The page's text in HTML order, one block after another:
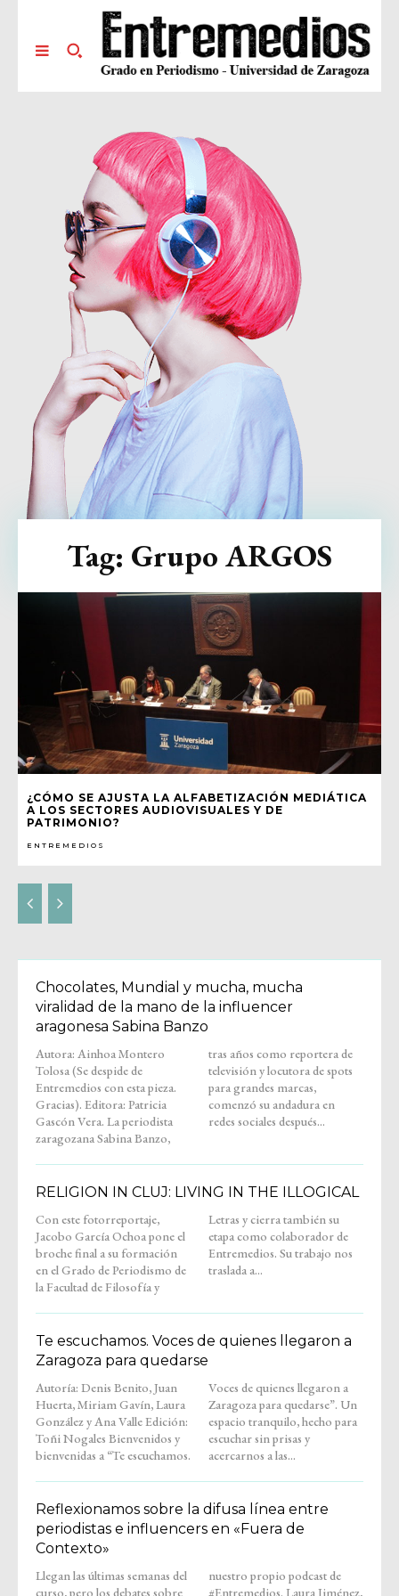
¿CÓMO SE AJUSTA LA ALFABETIZACIÓN MEDIÁTICA
A LOS SECTORES AUDIOVISUALES Y DE
PATRIMONIO?
ENTREMEDIOS
Tag: Grupo ARGOS
Chocolates, Mundial y mucha, mucha
viralidad de la mano de la influencer
aragonesa Sabina Banzo
Autora: Ainhoa Montero
Tolosa (Se despide de
Entremedios con esta pieza.
Gracias). Editora: Patricia
Gascón Vera. La periodista
zaragozana Sabina Banzo,
tras años como reportera de
televisión y locutora de spots
para grandes marcas,
comenzó su andadura en
redes sociales después...
RELIGION IN CLUJ: LIVING IN THE ILLOGICAL
Con este fotorreportaje,
Jacobo García Ochoa pone el
broche final a su formación
en el Grado de Periodismo de
la Facultad de Filosofía y
Letras y cierra también su
etapa como colaborador de
Entremedios. Su trabajo nos
traslada a...
Te escuchamos. Voces de quienes llegaron a
Zaragoza para quedarse
Autoría: Denis Benito, Juan
Huerta, Miriam Gavín, Laura
González y Ana Valle Edición:
Toñi Nogales Bienvenidos y
bienvenidas a “Te escuchamos.
Voces de quienes llegaron a
Zaragoza para quedarse”. Un
espacio tranquilo, hecho para
escuchar sin prisas y
acercarnos a las...
Reflexionamos sobre la difusa línea entre
periodistas e influencers en «Fuera de
Contexto»
Llegan las últimas semanas del
curso, pero los debates sobre
nuestro propio podcast de
#Entremedios. Laura Jiménez,